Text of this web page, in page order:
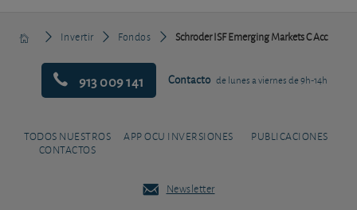
Invertir Fondos Schroder ISF Emerging Markets C Acc
913 009 141 Contacto de lunes a viernes de 9h-14h
TODOS NUESTROS
CONTACTOS
APP OCU INVERSIONES PUBLICACIONES
Newsletter